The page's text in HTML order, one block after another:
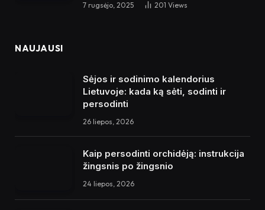
7 rugsėjo, 2025 201 Views
NAUJAUSI
Sėjos ir sodinimo kalendorius
Lietuvoje: kada ką sėti, sodinti ir
persodinti
26 liepos, 2026
Kaip persodinti orchidėją: instrukcija
žingsnis po žingsnio
24 liepos, 2026